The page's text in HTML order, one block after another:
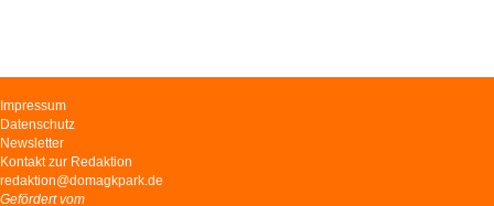
Navigation
überspringen
Impressum
Datenschutz
Newsletter
Kontakt zur Redaktion
redaktion@domagkpark.de
Gefördert vom